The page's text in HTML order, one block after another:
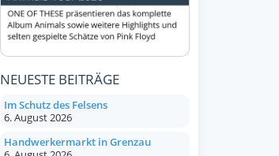
NEUESTE BEITRÄGE
Im Schutz des Felsens
6. August 2026
Handwerkermarkt in Grenzau